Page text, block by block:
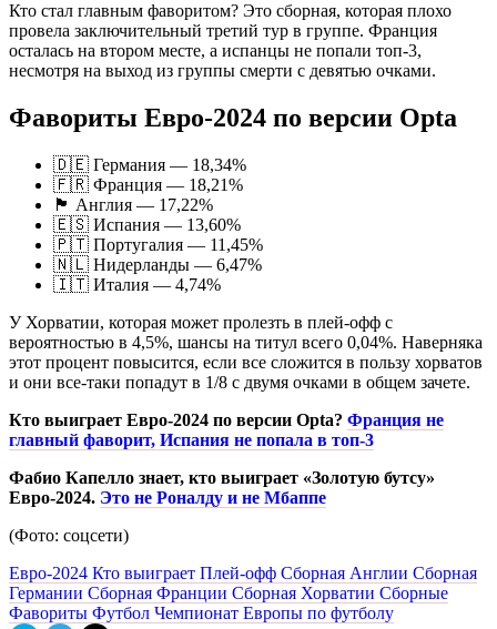
Кто стал главным фаворитом? Это сборная, которая плохо
провела заключительный третий тур в группе. Франция
осталась на втором месте, а испанцы не попали топ-3,
несмотря на выход из группы смерти с девятью очками.
Фавориты Евро-2024 по версии Opta
🇩🇪 Германия — 18,34%
🇫🇷 Франция — 18,21%
🏴󠁧󠁢󠁥󠁮󠁧󠁿 Англия — 17,22%
🇪🇸 Испания — 13,60%
🇵🇹 Португалия — 11,45%
🇳🇱 Нидерланды — 6,47%
🇮🇹 Италия — 4,74%
У Хорватии, которая может пролезть в плей-офф с
вероятностью в 4,5%, шансы на титул всего 0,04%. Наверняка
этот процент повысится, если все сложится в пользу хорватов
и они все-таки попадут в 1/8 с двумя очками в общем зачете.
Кто выиграет Евро-2024 по версии Opta? Франция не
главный фаворит, Испания не попала в топ-3
Фабио Капелло знает, кто выиграет «Золотую бутсу»
Евро-2024. Это не Роналду и не Мбаппе
(Фото: соцсети)
Евро-2024 Кто выиграет Плей-офф Сборная Англии Сборная
Германии Сборная Франции Сборная Хорватии Сборные
Фавориты Футбол Чемпионат Европы по футболу